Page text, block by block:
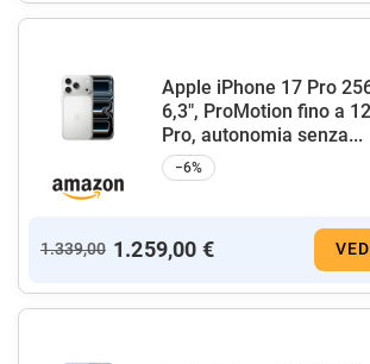
Apple iPhone 17 Pro
6,3", ProMotion fino a
Pro, autonomia senza...
−6%
1.339,00 1.259,00 €